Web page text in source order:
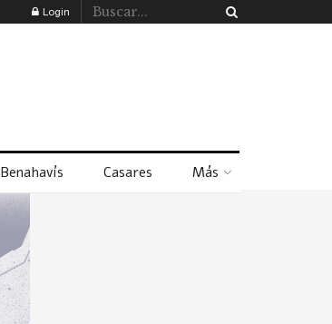
Login
Benahavís Casares Más